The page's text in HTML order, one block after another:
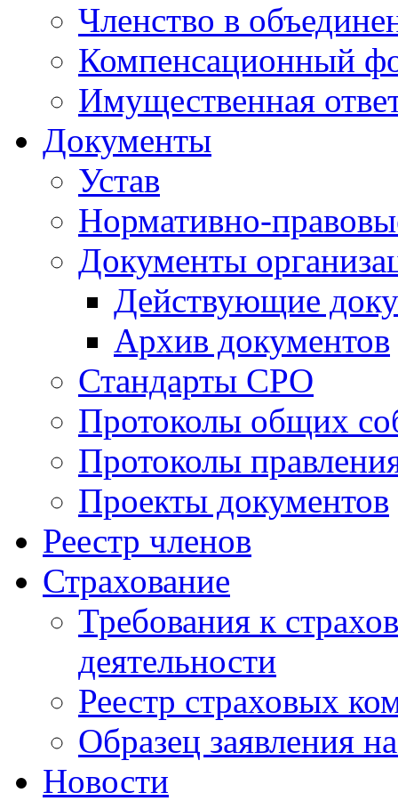
Членство в
Компенсационный
Имущественная
Документы
Устав
Нормативно-
Документы
Действующие
Архив документов
Стандарты СРО
Протоколы общих
Протоколы
Проекты документов
Реестр членов
Страхование
Требования к
деятельности
Реестр страховых
Образец заявления
Новости